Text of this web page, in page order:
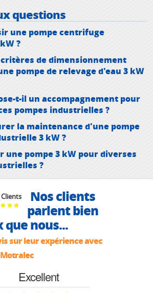
questions
une pompe centrifuge
?
de dimensionnement
pompe de relevage d'eau 3 kW
t-il un accompagnement pour
pompes industrielles ?
la maintenance d'une pompe
3 kW ?
une pompe 3 kW pour diverses
?
Nos clients
parlent bien
que nous...
sur leur expérience avec
Motralec
Excellent